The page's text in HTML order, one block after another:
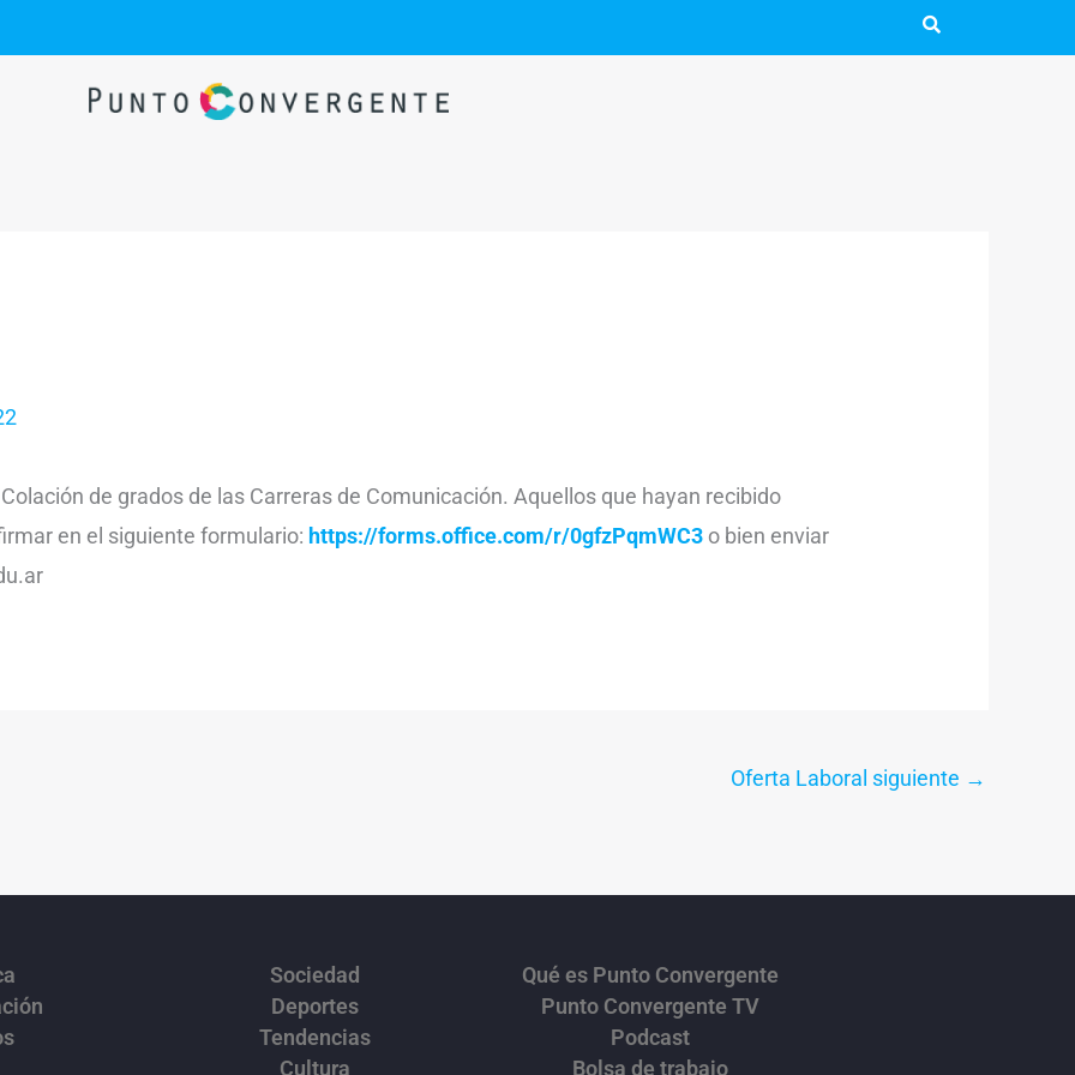
de grados de las Carreras de Comunicación. Aquellos que hayan recibido
en el siguiente formulario: https://forms.office.com/r/0gfzPqmWC3 o bien enviar
Oferta Laboral siguiente →
Sociedad
Deportes
Tendencias
Cultura
Qué es Punto Convergente
Punto Convergente TV
Podcast
Bolsa de trabajo